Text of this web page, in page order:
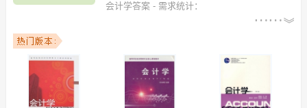
会计学答案 - 需求统计：
：工商管理、国际经济与贸易、信息管理
与信息系统、市场营销、电子商务、国际贸易、社会科学试验班、信息
工程、财务管理、工程管理 等专业。
会计学答案 ：浙江大学、集美大学、浙江大学城
市学院、东华大学、集美大学诚毅学院、中国人民大学、兰州商学院、
湖南商学院、石家庄经济学院、杭州电子科技大学 等。